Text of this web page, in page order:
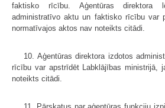
faktisko rīcību. Aģentūras direktora
administratīvo aktu un faktisko rīcību var
normatīvajos aktos nav noteikts citādi.
10. Aģentūras direktora izdotos
rīcību var apstrīdēt Labklājības ministrijā,
noteikts citādi.